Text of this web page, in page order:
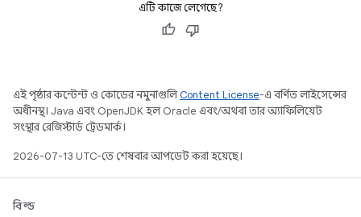
এটি কাজে লেগেছে?
এই পৃষ্ঠার কন্টেন্ট ও কোডের নমুনাগুলিContent License-এ বর্ণিত লাইসেন্সের
অধীনস্থ। Java এবং OpenJDK হল Oracle এবং/অথবা তার অ্যাফিলিয়েট
সংস্থার রেজিস্টার্ড ট্রেডমার্ক।
2026-07-13 UTC-তে শেষবার আপডেট করা হয়েছে।
বিল্ড